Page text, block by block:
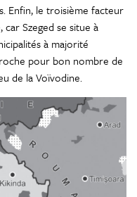
Enfin, le troisième facteur
Szeged se situe à
à majorité
pour bon nombre de
de la Voïvodine.